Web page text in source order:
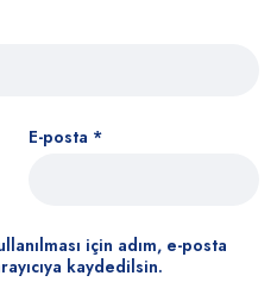
E-posta *
için adım, e-posta
kaydedilsin.